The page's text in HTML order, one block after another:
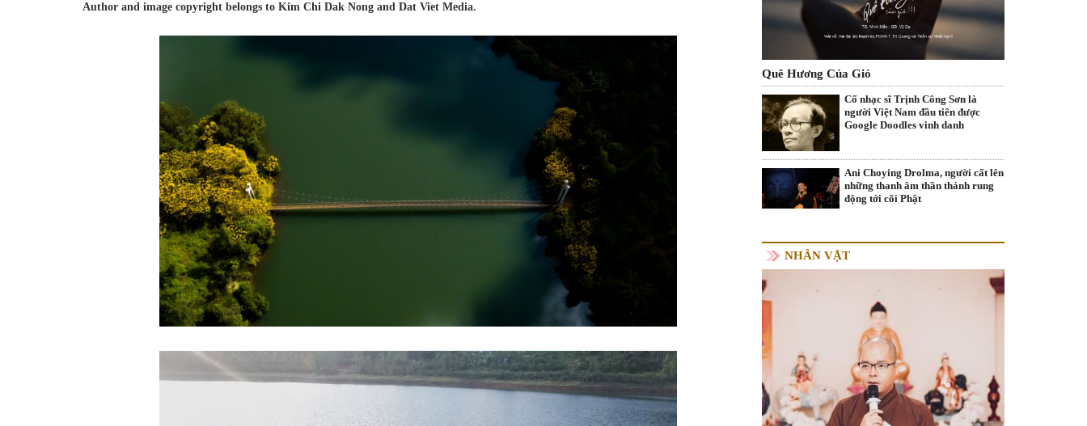
Author and image copyright belongs to Kim Chi Dak Nong and Dat Viet Media.
Quê Hương Của Gió
Cố nhạc sĩ Trịnh Công Sơn là
người Việt Nam đầu tiên được
Google Doodles vinh danh
Ani Choying Drolma, người cất lên
những thanh âm thần thánh rung
động tới cõi Phật
NHÂN VẬT